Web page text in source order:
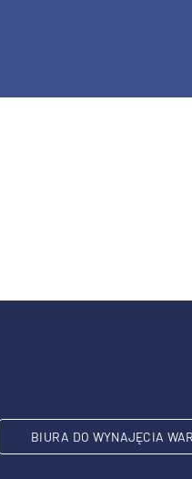
BIURA DO WYNAJĘCIA